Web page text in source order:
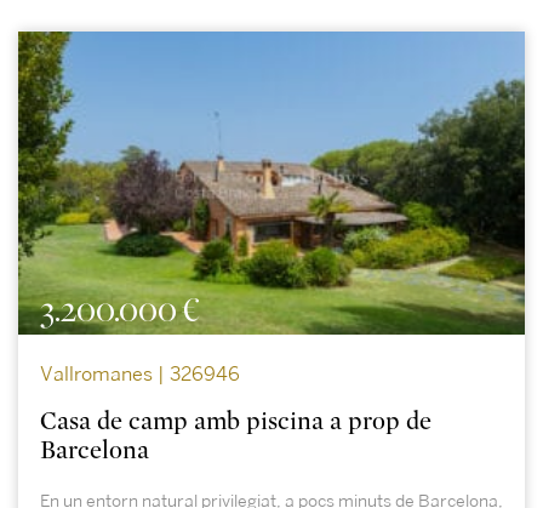
3.200.000 €
Vallromanes | 326946
Casa de camp amb piscina a prop de
Barcelona
En un entorn natural privilegiat, a pocs minuts de Barcelona,